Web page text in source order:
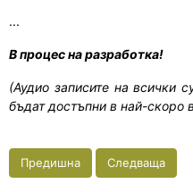
...
В процес на разработка!
(Аудио записите на всички
бъдат достъпни в най-скоро
Предишна Следваща